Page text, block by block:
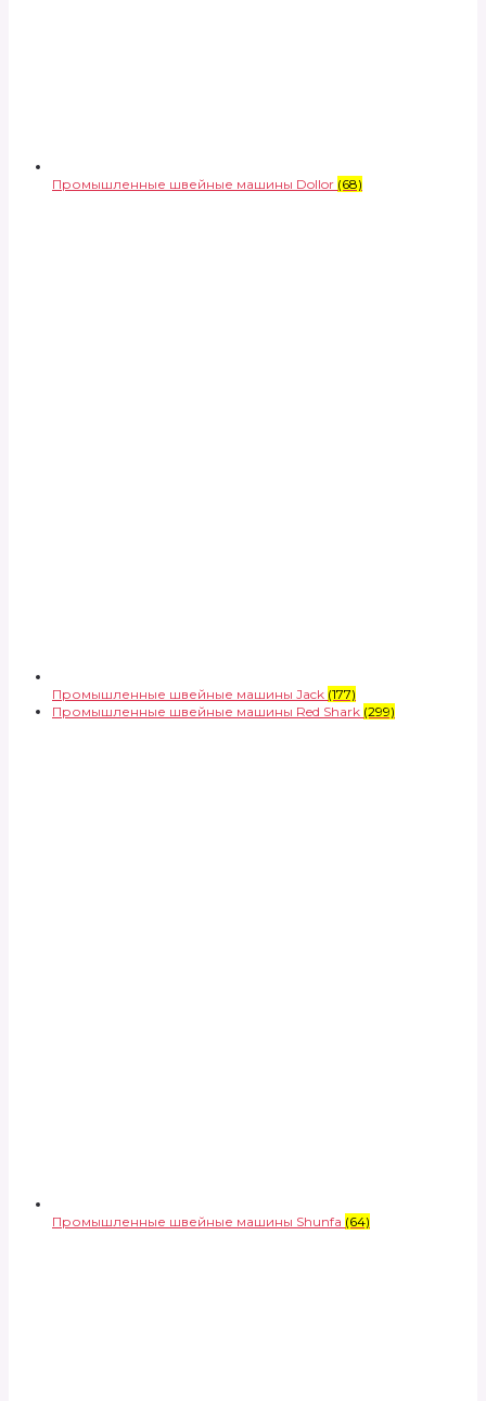
Промышленные швейные машины Dollor (68)
Промышленные швейные машины Jack (177)
Промышленные швейные машины Red Shark (299)
Промышленные швейные машины Shunfa (64)